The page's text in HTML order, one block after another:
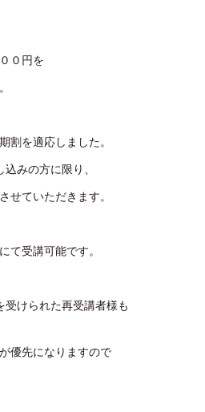
０円を
を適応しました。
みの方に限り、
せていただきます。
受講可能です。
けられた再受講者様も
優先になりますので